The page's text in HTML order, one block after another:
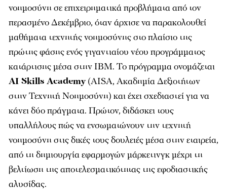
νοημοσύνη σε επιχειρηματικά προβλήματα από τον
περασμένο Δεκέμβριο, όταν άρχισε να παρακολουθεί
μαθήματα τεχνητής νοημοσύνης στο πλαίσιο της
πρώτης φάσης ενός γιγαντιαίου νέου προγράμματος
κατάρτισης μέσα στην IBM. Το πρόγραμμα ονομάζεται
AI Skills Academy (AISA, Ακαδημία Δεξιοτήτων
στην Τεχνητή Νοημοσύνη) και έχει σχεδιαστεί για να
κάνει δύο πράγματα. Πρώτον, διδάσκει τους
υπαλλήλους πώς να ενσωματώνουν την τεχνητή
νοημοσύνη στις δικές τους δουλειές μέσα στην εταιρεία,
από τη δημιουργία εφαρμογών μάρκετινγκ μέχρι τη
βελτίωση της αποτελεσματικότητας της εφοδιαστικής
αλυσίδας.